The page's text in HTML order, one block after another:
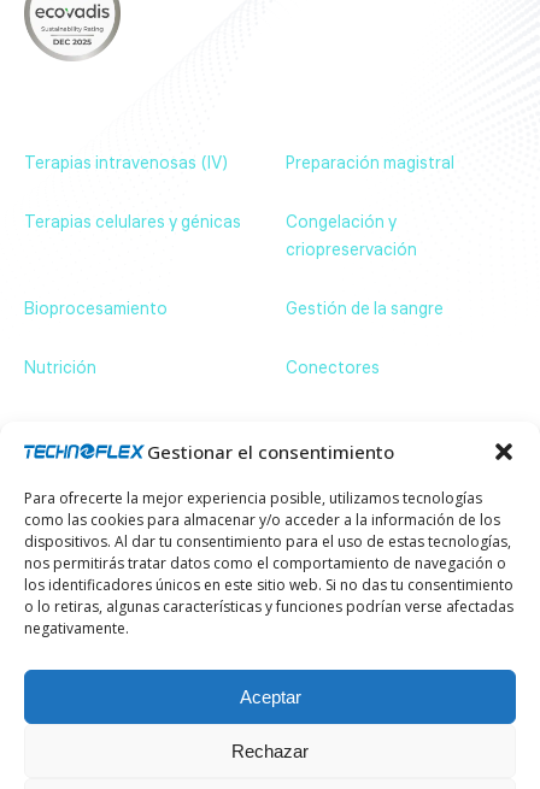
Gestionar el consentimiento
Para ofrecerte la mejor experiencia posible, utilizamos tecnologías
como las cookies para almacenar y/o acceder a la información de los
dispositivos. Al dar tu consentimiento para el uso de estas tecnologías,
nos permitirás tratar datos como el comportamiento de navegación o
los identificadores únicos en este sitio web. Si no das tu consentimiento
o lo retiras, algunas características y funciones podrían verse afectadas
negativamente.
Aceptar
Rechazar
Terapias intravenosas (IV)
Preparación magistral
Terapias celulares y génicas
Congelación y
criopreservación
Bioprocesamiento Gestión de la sangre
Nutrición
Conectores
communication@technoflex.net
Suscríbase a nuestro boletín y manténgase al día
de nuestras últimas novedades.
Email